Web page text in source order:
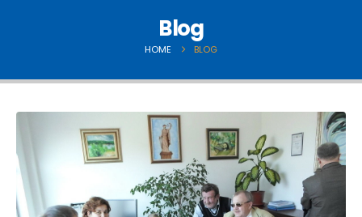
Blog
HOME BLOG